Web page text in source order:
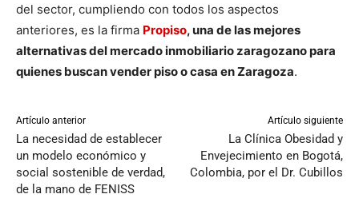
del sector, cumpliendo con todos los aspectos
anteriores, es la firma Propiso, una de las mejores
alternativas del mercado inmobiliario zaragozano para
quienes buscan vender piso o casa en Zaragoza.
Artículo anterior
La necesidad de establecer
un modelo económico y
social sostenible de verdad,
de la mano de FENISS
Artículo siguiente
La Clínica Obesidad y
Envejecimiento en Bogotá,
Colombia, por el Dr. Cubillos